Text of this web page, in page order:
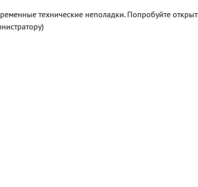
технические неполадки. Попробуйте